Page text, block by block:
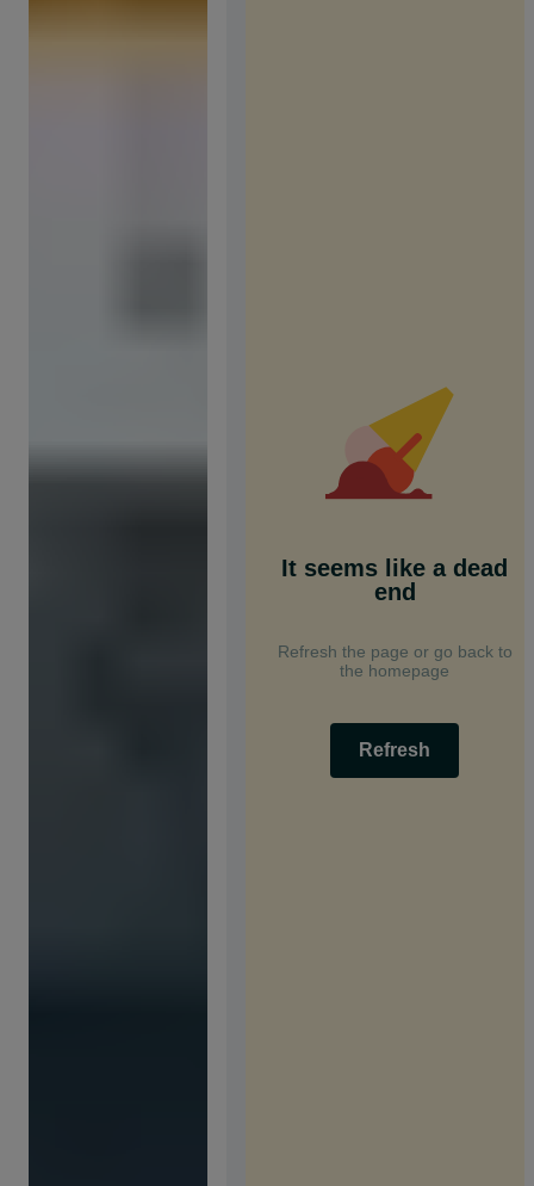
It seems like a dead
end
Refresh the page or go back to
the homepage
Refresh